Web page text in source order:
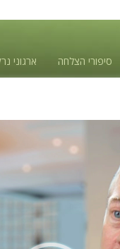
סיפורי הצלחה ארגוני